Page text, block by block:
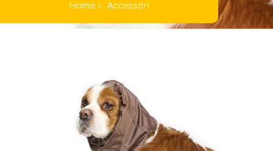
Home Accessori